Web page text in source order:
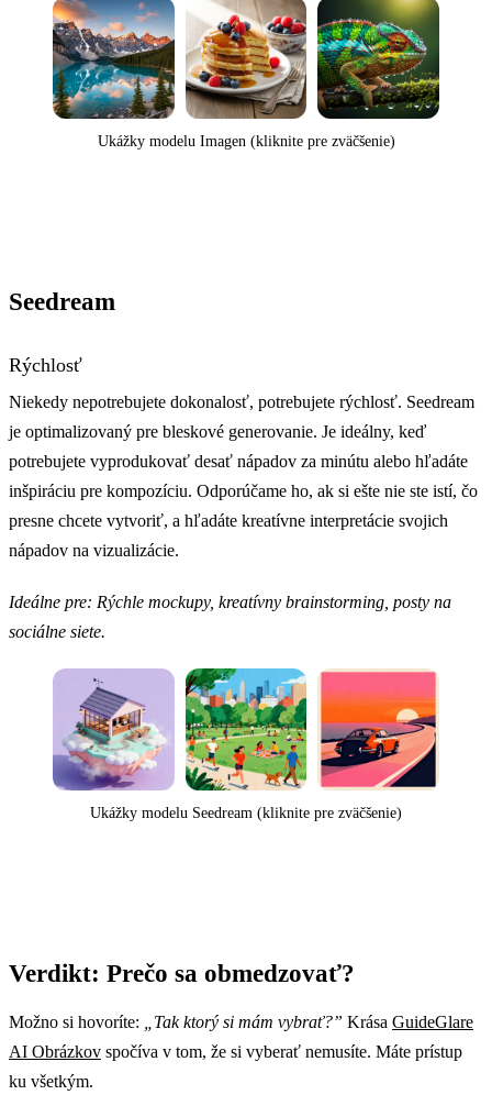
Ukážky modelu Imagen (kliknite pre zväčšenie)
Seedream
Rýchlosť
Niekedy nepotrebujete dokonalosť, potrebujete rýchlosť. Seedream
je optimalizovaný pre bleskové generovanie. Je ideálny, keď
potrebujete vyprodukovať desať nápadov za minútu alebo hľadáte
inšpiráciu pre kompozíciu. Odporúčame ho, ak si ešte nie ste istí, čo
presne chcete vytvoriť, a hľadáte kreatívne interpretácie svojich
nápadov na vizualizácie.
Ideálne pre: Rýchle mockupy, kreatívny brainstorming, posty na
sociálne siete.
Ukážky modelu Seedream (kliknite pre zväčšenie)
Verdikt: Prečo sa obmedzovať?
Možno si hovoríte: „Tak ktorý si mám vybrať?” Krása GuideGlare
AI Obrázkov spočíva v tom, že si vyberať nemusíte. Máte prístup
ku všetkým.